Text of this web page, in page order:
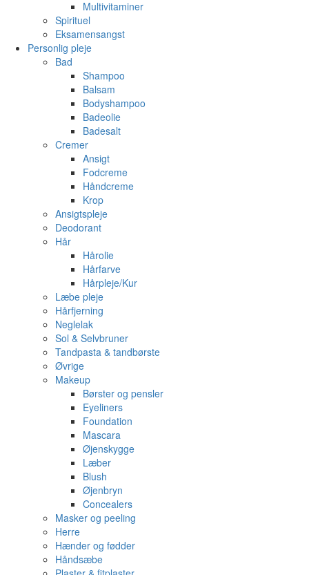
Multivitaminer
Spirituel
Eksamensangst
Personlig pleje
Bad
Shampoo
Balsam
Bodyshampoo
Badeolie
Badesalt
Cremer
Ansigt
Fodcreme
Håndcreme
Krop
Ansigtspleje
Deodorant
Hår
Hårolie
Hårfarve
Hårpleje/Kur
Læbe pleje
Hårfjerning
Neglelak
Sol & Selvbruner
Tandpasta & tandbørste
Øvrige
Makeup
Børster og pensler
Eyeliners
Foundation
Mascara
Øjenskygge
Læber
Blush
Øjenbryn
Concealers
Masker og peeling
Herre
Hænder og fødder
Håndsæbe